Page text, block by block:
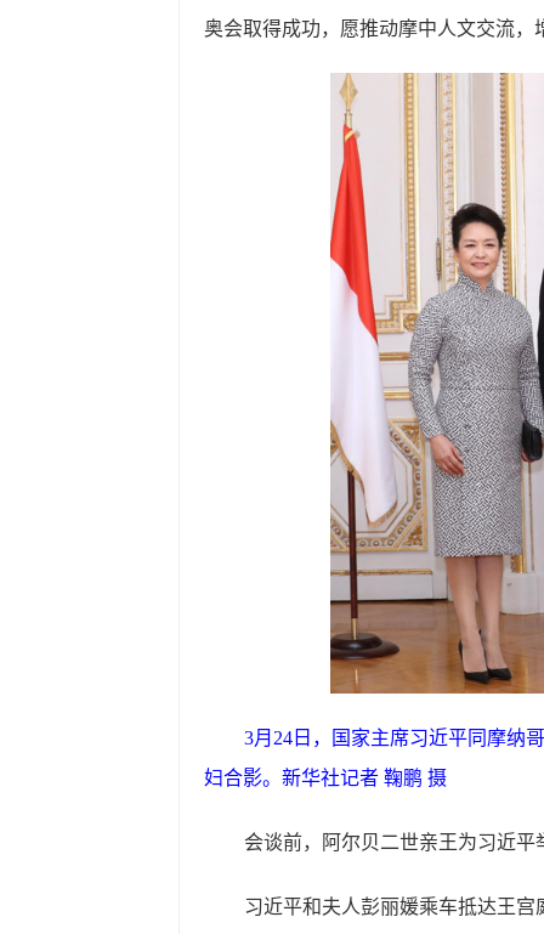
奥会取得成功，愿推动摩中人文交流，
3月24日，国家主席习近平同摩纳
妇合影。新华社记者 鞠鹏 摄
会谈前，阿尔贝二世亲王为习近平
习近平和夫人彭丽媛乘车抵达王